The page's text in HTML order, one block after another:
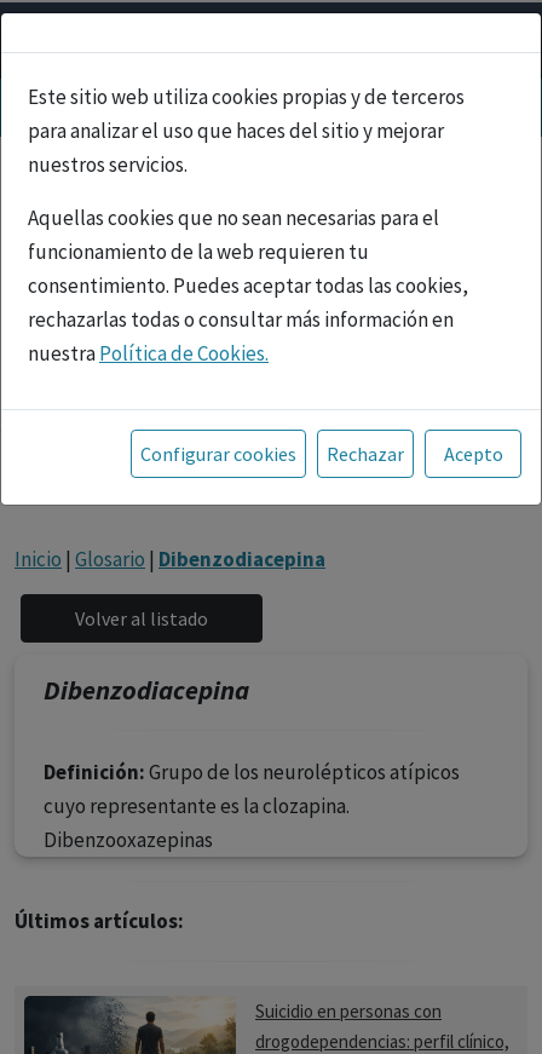
Este sitio web utiliza cookies propias y de terceros
para analizar el uso que haces del sitio y mejorar
nuestros servicios.
Aquellas cookies que no sean necesarias para el
funcionamiento de la web requieren tu
consentimiento. Puedes aceptar todas las cookies,
rechazarlas todas o consultar más información en
nuestraPolítica de Cookies.
Toda la información incluida en la Página Web está
referida a productos del mercado español y, por
tanto, dirigida a profesionales sanitarios legalmente
facultados para prescribir o dispensar medicamentos
fármacos se facilita a título meramente informativo,
siendo responsabilidad de los profesionales
facultados prescribir medicamentos y decidir, en cada
caso concreto, el tratamiento más adecuado a las
necesidades del paciente.
Configurar cookies Rechazar Acepto
Inicio | Glosario | Dibenzodiacepina
Dibenzodiacepina
Definición:Grupo de los neurolépticos atípicos
cuyo representante es la clozapina.
Dibenzooxazepinas
Últimos artículos:
Suicidio en personas con
drogodependencias: perfil clínico,